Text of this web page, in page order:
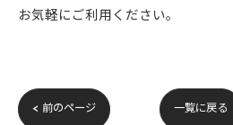
お気軽にご利用ください。
< 前のページ 一覧に戻る